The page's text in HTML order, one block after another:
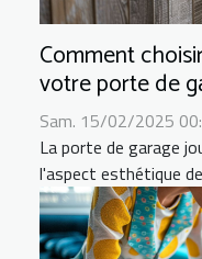
Comment
votre porte de
Sam. 15/02/2025
La porte de garage
l'aspect esthétique